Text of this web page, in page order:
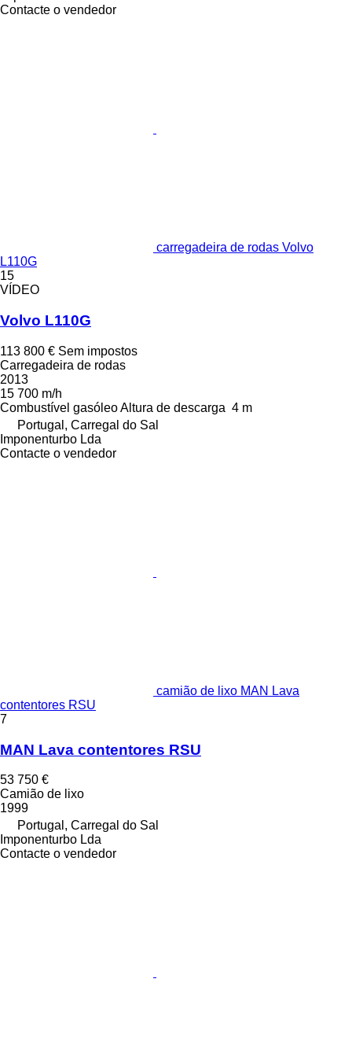
Contacte o vendedor
carregadeira de rodas Volvo
L110G
15
VÍDEO
Volvo L110G
113 800 € Sem impostos
Carregadeira de rodas
2013
15 700 m/h
Combustível gasóleoAltura de descarga 4 m
Portugal, Carregal do Sal
Imponenturbo Lda
Contacte o vendedor
camião de lixo MAN Lava
contentores RSU
7
MAN Lava contentores RSU
53 750 €
Camião de lixo
1999
Portugal, Carregal do Sal
Imponenturbo Lda
Contacte o vendedor